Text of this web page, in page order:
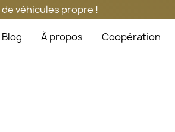
véhicules propre !
Blog À propos Coopération